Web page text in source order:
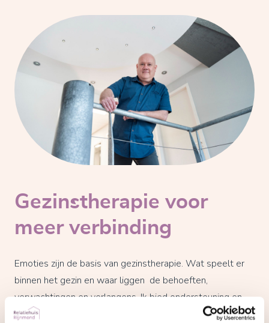
Gezinstherapie voor
meer verbinding
Emoties zijn de basis van gezinstherapie. Wat speelt er
binnen het gezin en waar liggen de behoeften,
verwachtingen en verlangens. Ik bied ondersteuning en
begeleiding, zodat ruimte ontstaat om gehoord en gezien